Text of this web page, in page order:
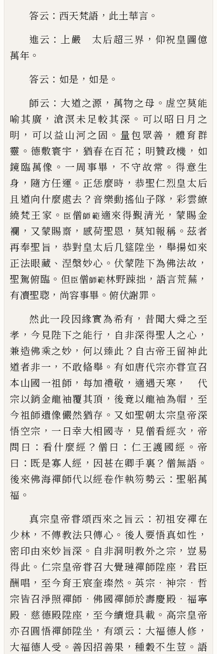
答云 ： 西天梵語 ， 此土華言 。
進云 ： 上嚴 太后超三界 ， 仰祝皇圖億
萬年 。
答云 ： 如是 ， 如是 。
師云 ： 大道之源 ， 萬物之母 。 虗空莫能
喻其廣 ， 滄溟未足較其深 。 可以昭日月 之
明 ， 可以益山河之固 。 量包眾善 ， 體育群
靈 。 德敷寰宇 ， 猶春在百花 ； 明贊政機 ， 如
鏡臨萬像 。 一周事畢 ， 不守故常 。 得意生
身 ， 隨方任運 。 正恁麼時 ，恭聖仁烈皇太后
且道向什麼處去 ？ 音樂動搖仙子隊 ， 彩雲繚
繞梵王家 。 臣僧師範適來得覲清光 ， 蒙賜金
襴 ， 又蒙賜齋 ， 感荷聖恩 ， 莫知報稱 。 茲者
再奉聖旨 ， 恭對皇太后几筵陞坐 ， 舉揚如來
正法眼藏 、 涅槃妙心 。 伏蒙陛下為佛法故 ，
聖駕俯臨 。 但臣僧師範林野踈拙 ，語言荒蕪 ，
有凟聖聦 ， 尚容事畢 。 俯伏謝罪 。
然此一段因緣實為希有 ， 昔聞大舜之至
孝 ， 今見陛下之能行 ， 自非深得聖人之心 ，
兼造佛乘之妙 ， 何以臻此 ？ 自古帝王留神此
道者非一 ， 不敢偹舉 。 有如唐代宗亦甞宣召
本山國一祖師 ， 每加禮敬 ， 適遇天寒 ，
代
宗以銷金龍袖覆其頂 ， 後竟以龍袖為帽 ， 至
今祖師遺像儼然猶存 。 又如聖朝太宗皇帝深
悟空宗 ， 一日幸大相國寺 ， 見僧看經次 ， 帝
問曰 ： 看什麼經 ？ 僧曰 ： 仁王護國經 。 帝
曰 ： 既是寡人經 ， 因甚在卿手裏 ？ 僧無語 。
後來佛海禪師代以經卷作執笏勢云 ：聖躳萬
福 。
真宗皇帝甞頌西來之旨云 ： 初祖安禪在
少林 ， 不傳教法只傳心 。 後人要悟真如性 ，
密印由來妙旨深 。 自非洞明教外之宗 ， 豈易
得此 。 仁宗皇帝甞召大覺璉禪師陞座 ， 君臣
酬唱 ， 至今育王宸奎璨然 。 英宗 ． 神宗 ． 哲
宗皆召淨照禪師 ．佛國禪師於壽慶殿 ． 福寧
殿 ． 慈德殿陞座 ， 至今續燈具載 。 高宗皇帝
亦召圓悟禪師陞坐 ， 有頌云 ： 大福德人修 ，
大福德人受 。 善因招善果 ，種穀不生荳 。 語